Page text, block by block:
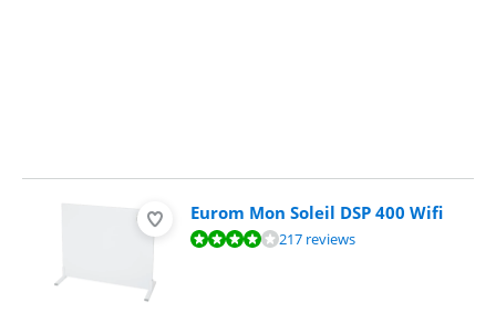
Eurom Mon Soleil DSP 400 Wifi
Beoordeling is 7,8 van de 10, gebaseerd op 217 reviews.
217 reviews